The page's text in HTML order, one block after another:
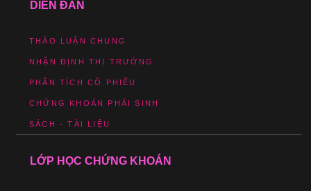
DIỄN ĐÀN
THẢO LUẬN CHUNG
NHẬN ĐỊNH THỊ TRƯỜNG
PHÂN TÍCH CỔ PHIẾU
CHỨNG KHOÁN PHÁI SINH
SÁCH - TÀI LIỆU
LỚP HỌC CHỨNG KHOÁN